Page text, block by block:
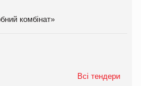
комбінат»
Всі тендери